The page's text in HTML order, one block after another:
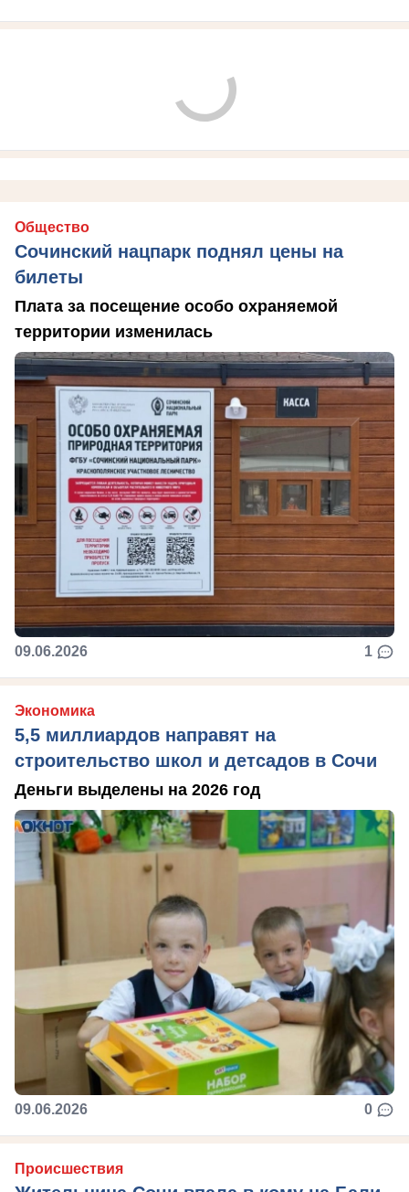
Общество
Сочинский нацпарк поднял цены на
билеты
Плата за посещение особо охраняемой
территории изменилась
09.06.2026 1
Экономика
5,5 миллиардов направят на
строительство школ и детсадов в Сочи
Деньги выделены на 2026 год
09.06.2026 0
Происшествия